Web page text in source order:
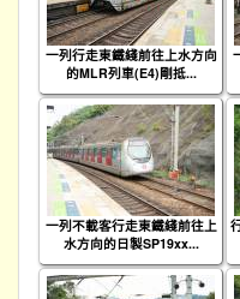
一列行走東鐵綫前往上水方向
的MLR列車(E4)剛抵...
一列不載客行走東鐵綫前往上
水方向的日製SP19xx...